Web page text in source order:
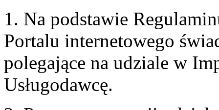
1. Na podstawie
Portalu internetowego
polegające na udziale w
Usługodawcę.